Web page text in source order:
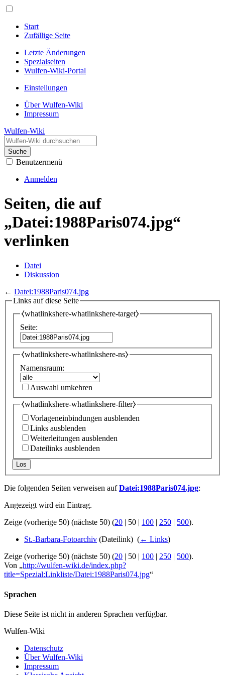
Start
Zufällige Seite
Letzte Änderungen
Spezialseiten
Wulfen-Wiki-Portal
Einstellungen
Über Wulfen-Wiki
Impressum
Wulfen-Wiki
Suche
Benutzermenü
Anmelden
Seiten, die auf
„Datei:1988Paris074.jpg“
verlinken
Datei
Diskussion
← Datei:1988Paris074.jpg
Links auf diese Seite
⧼whatlinkshere-whatlinkshere-target⧽
Seite:
⧼whatlinkshere-whatlinkshere-ns⧽
Namensraum:
Auswahl umkehren
⧼whatlinkshere-whatlinkshere-filter⧽
Vorlageneinbindungen ausblenden
Links ausblenden
Weiterleitungen ausblenden
Dateilinks ausblenden
Los
Die folgenden Seiten verweisen aufDatei:1988Paris074.jpg:
Angezeigt wird ein Eintrag.
Zeige (vorherige 50) (nächste 50) (20 | 50 | 100 | 250 | 500).
St.-Barbara-Fotoarchiv (Dateilink) ‎ (← Links)
Zeige (vorherige 50) (nächste 50) (20 | 50 | 100 | 250 | 500).
Von „http://wulfen-wiki.de/index.php?
title=Spezial:Linkliste/Datei:1988Paris074.jpg“
Sprachen
Diese Seite ist nicht in anderen Sprachen verfügbar.
Wulfen-Wiki
Datenschutz
Über Wulfen-Wiki
Impressum